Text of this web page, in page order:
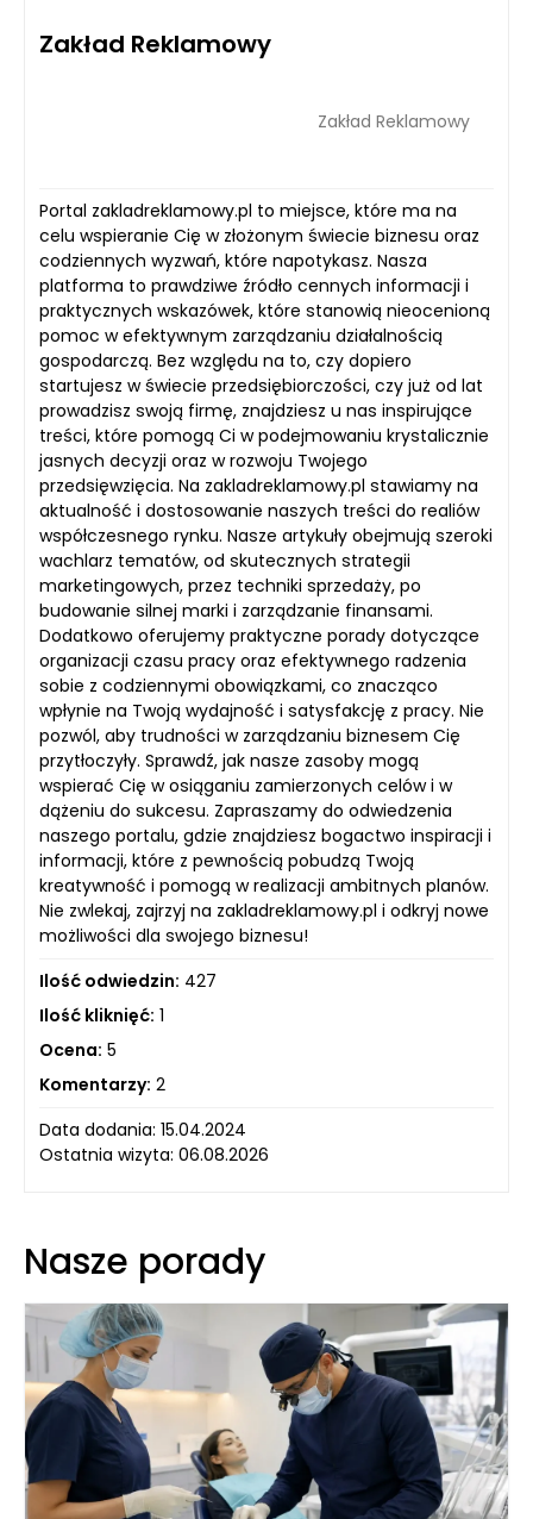
Zakład Reklamowy
Zakład Reklamowy
Portal zakladreklamowy.pl to miejsce, które ma na
celu wspieranie Cię w złożonym świecie biznesu oraz
codziennych wyzwań, które napotykasz. Nasza
platforma to prawdziwe źródło cennych informacji i
praktycznych wskazówek, które stanowią nieocenioną
pomoc w efektywnym zarządzaniu działalnością
gospodarczą. Bez względu na to, czy dopiero
startujesz w świecie przedsiębiorczości, czy już od lat
prowadzisz swoją firmę, znajdziesz u nas inspirujące
treści, które pomogą Ci w podejmowaniu krystalicznie
jasnych decyzji oraz w rozwoju Twojego
przedsięwzięcia. Na zakladreklamowy.pl stawiamy na
aktualność i dostosowanie naszych treści do realiów
współczesnego rynku. Nasze artykuły obejmują szeroki
wachlarz tematów, od skutecznych strategii
marketingowych, przez techniki sprzedaży, po
budowanie silnej marki i zarządzanie finansami.
Dodatkowo oferujemy praktyczne porady dotyczące
organizacji czasu pracy oraz efektywnego radzenia
sobie z codziennymi obowiązkami, co znacząco
wpłynie na Twoją wydajność i satysfakcję z pracy. Nie
pozwól, aby trudności w zarządzaniu biznesem Cię
przytłoczyły. Sprawdź, jak nasze zasoby mogą
wspierać Cię w osiąganiu zamierzonych celów i w
dążeniu do sukcesu. Zapraszamy do odwiedzenia
naszego portalu, gdzie znajdziesz bogactwo inspiracji i
informacji, które z pewnością pobudzą Twoją
kreatywność i pomogą w realizacji ambitnych planów.
Nie zwlekaj, zajrzyj na zakladreklamowy.pl i odkryj nowe
możliwości dla swojego biznesu!
Ilość odwiedzin: 427
Ilość kliknięć: 1
Ocena: 5
Komentarzy: 2
Data dodania: 15.04.2024
Ostatnia wizyta: 06.08.2026
Nasze porady